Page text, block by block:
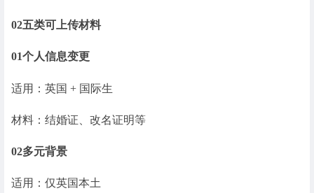
02五类可上传材料
01个人信息变更
适用：英国 + 国际生
材料：结婚证、改名证明等
02多元背景
适用：仅英国本土